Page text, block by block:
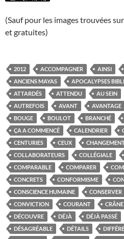
(Sauf pour les images trouvées
et gratuites)
2012 ACCOMPAGNER AINSI
ANCIENS MAYAS
APOCALYPSES
ATTARDÉS
ATTENDU AU SEIN
AUTREFOIS
AVANT AVANTAGE
BOUGE
BOULOT BRANCHÉ
ÇA A COMMENCÉ
CALENDRIER
CENTURIES
CEUX
COLLABORATEURS
COLLÉGIALE
COMPARABLE
COMPARER
CONCRETS
CONFORMISME
CONSCIENCE HUMAINE
CONSERVER
CONVICTION
COURANT CRÂNE
DÉCOUVRE
DÉJÀ DÉJÀ PASSÉ
DÉSAGRÉABLE
DÉTAILS